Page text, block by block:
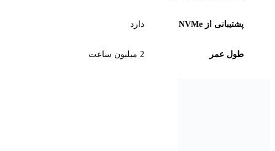
پشتیبانی از NVMe دارد
طول عمر 2 میلیون ساعت